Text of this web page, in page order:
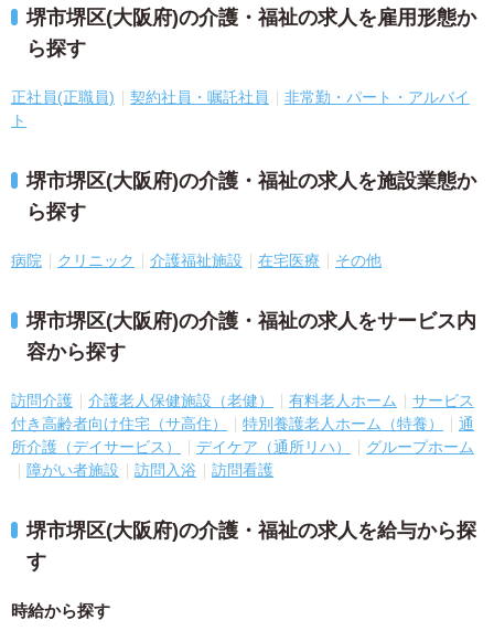
堺市堺区(大阪府)の介護・福祉の求人を雇用形態か
ら探す
正社員(正職員) 契約社員・嘱託社員
非常勤・パート・アルバイ
ト
堺市堺区(大阪府)の介護・福祉の求人を施設業態か
ら探す
病院 クリニック 介護福祉施設 在宅医療 その他
堺市堺区(大阪府)の介護・福祉の求人をサービス内
容から探す
訪問介護 介護老人保健施設（老健） 有料老人ホーム
サービス
付き高齢者向け住宅（サ高住）
特別養護老人ホーム（特養）
通
所介護（デイサービス）
デイケア（通所リハ）
グループホーム
障がい者施設
訪問入浴 訪問看護
堺市堺区(大阪府)の介護・福祉の求人を給与から探
す
時給から探す